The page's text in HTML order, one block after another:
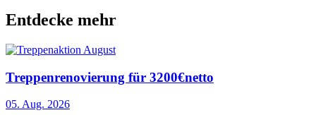
Entdecke mehr
Treppenrenovierung für 3200€netto
05. Aug. 2026